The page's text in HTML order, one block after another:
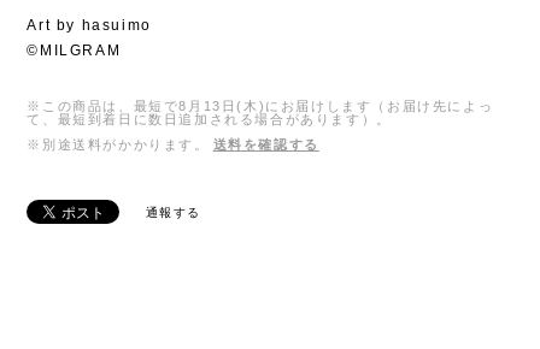
Art by hasuimo
©MILGRAM
※この商品は、最短で8月13日(木)にお届けします（お届け先によっ
て、最短到着日に数日追加される場合があります）。
※別途送料がかかります。
送料を確認する
通報する